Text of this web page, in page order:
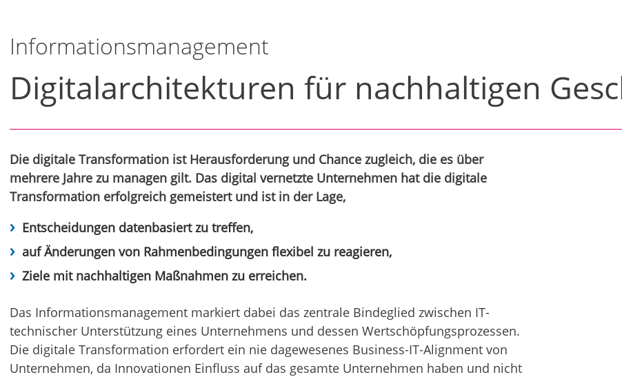
Informationsmanagement
Digitalarchitekturen für nachhaltigen
Die digitale Transformation ist Herausforderung und Chance zugleich, die es über
mehrere Jahre zu managen gilt. Das digital vernetzte Unternehmen hat die digitale
Transformation erfolgreich gemeistert und ist in der Lage,
Entscheidungen datenbasiert zu treffen,
auf Änderungen von Rahmenbedingungen flexibel zu reagieren,
Ziele mit nachhaltigen Maßnahmen zu erreichen.
Das Informationsmanagement markiert dabei das zentrale Bindeglied zwischen IT-
technischer Unterstützung eines Unternehmens und dessen Wertschöpfungsprozessen.
Die digitale Transformation erfordert ein nie dagewesenes Business-IT-Alignment von
Unternehmen, da Innovationen Einfluss auf das gesamte Unternehmen haben und nicht